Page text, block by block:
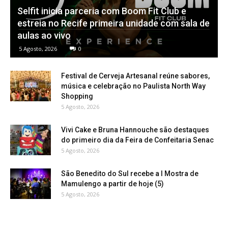
Selfit inicia parceria com Boom Fit Club e
estreia no Recife primeira unidade com sala de
aulas ao vivo
5 Agosto, 2026 0
Festival de Cerveja Artesanal reúne sabores,
música e celebração no Paulista North Way
Shopping
5 Agosto, 2026
Vivi Cake e Bruna Hannouche são destaques
do primeiro dia da Feira de Confeitaria Senac
5 Agosto, 2026
São Benedito do Sul recebe a I Mostra de
Mamulengo a partir de hoje (5)
5 Agosto, 2026